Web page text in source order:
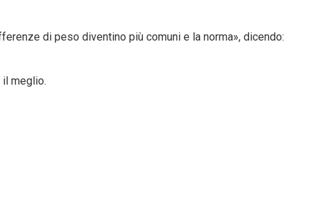
di peso diventino più comuni e la norma», dicendo:
meglio.